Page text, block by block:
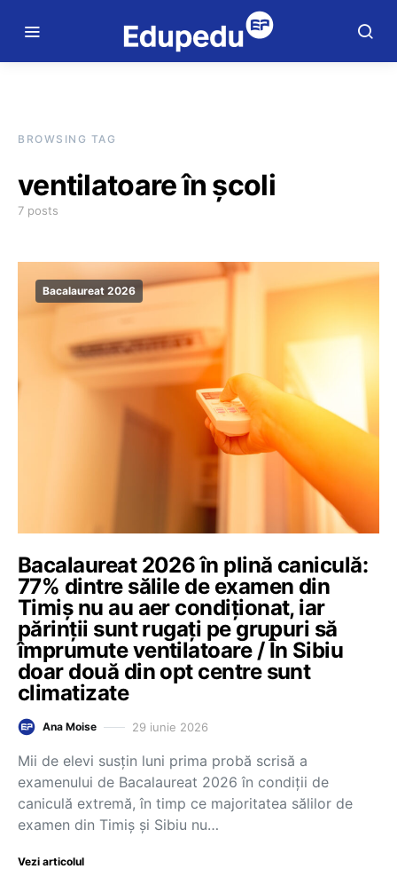
BROWSING TAG
ventilatoare în școli
7 posts
Bacalaureat 2026
Bacalaureat 2026 în plină caniculă:
77% dintre sălile de examen din
Timiș nu au aer condiționat, iar
părinții sunt rugați pe grupuri să
împrumute ventilatoare / În Sibiu
doar două din opt centre sunt
climatizate
Ana Moise 29 iunie 2026
Mii de elevi susțin luni prima probă scrisă a
examenului de Bacalaureat 2026 în condiții de
caniculă extremă, în timp ce majoritatea sălilor de
examen din Timiș și Sibiu nu…
Vezi articolul